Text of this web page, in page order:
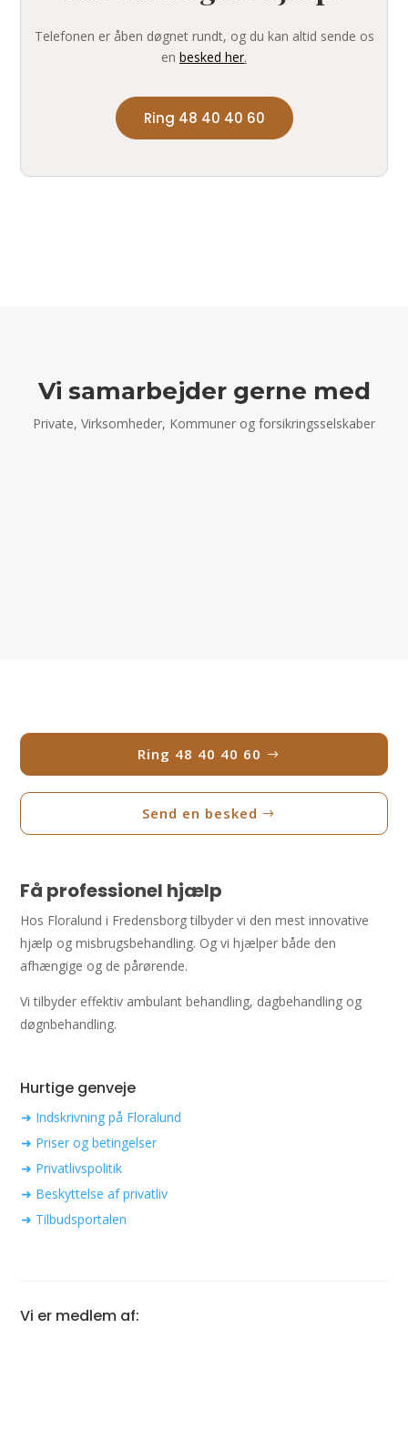
Telefonen er åben døgnet rundt, og du kan altid sende os
en besked her.
Ring 48 40 40 60
Vi samarbejder gerne med
Private, Virksomheder, Kommuner og forsikringsselskaber
Ring 48 40 40 60
Send en besked
Få professionel hjælp
Hos Floralund i Fredensborg tilbyder vi den mest innovative
hjælp og misbrugsbehandling. Og vi hjælper både den
afhængige og de pårørende.
Vi tilbyder effektiv ambulant behandling, dagbehandling og
døgnbehandling.
Hurtige genveje
➜ Indskrivning på Floralund
➜ Priser og betingelser
➜ Privatlivspolitik
➜ Beskyttelse af privatliv
➜ Tilbudsportalen
Vi er medlem af: